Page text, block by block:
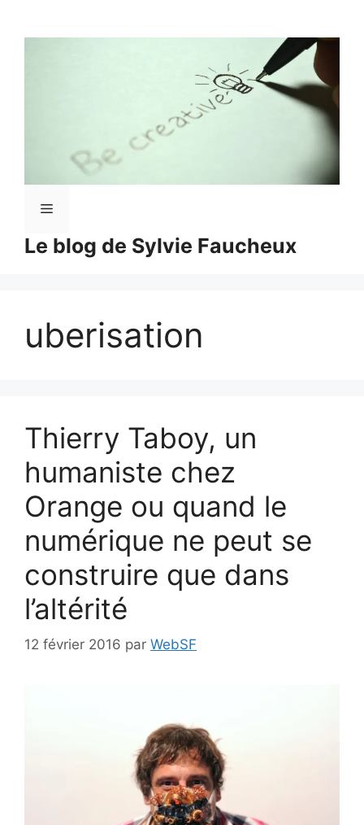
Le blog de Sylvie Faucheux
Menu
uberisation
Thierry Taboy, un
humaniste chez
Orange ou quand le
numérique ne peut se
construire que dans
l’altérité
12 février 2016 par WebSF